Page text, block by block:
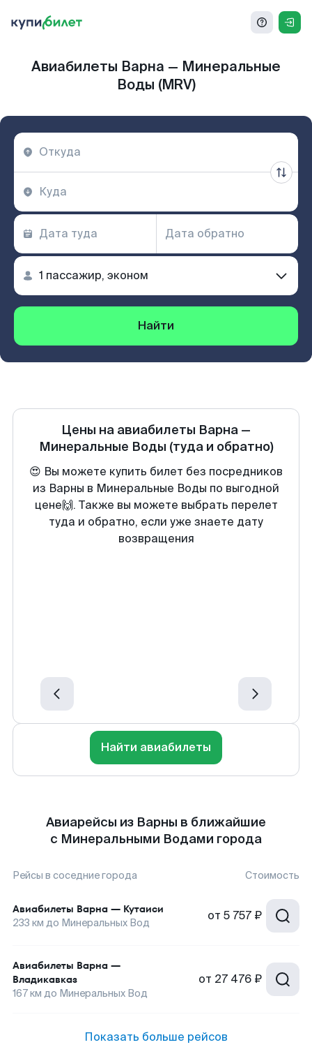
Авиабилеты Варна — Минеральные
Воды (MRV)
Найти
Цены на авиабилеты Варна —
Минеральные Воды (туда и обратно)
😍 Вы можете купить билет без посредников
из Варны в Минеральные Воды по выгодной
цене🙌. Также вы можете выбрать перелет
туда и обратно, если уже знаете дату
возвращения
Найти авиабилеты
Авиарейсы из Варны в ближайшие
с Минеральными Водами города
Рейсы в соседние города Стоимость
Авиабилеты Варна — Кутаиси
233 км до Минеральных Вод от 5 757 ₽
Авиабилеты Варна —
Владикавказ
167км до Минеральных Вод
от 27 476 ₽
Показать больше рейсов